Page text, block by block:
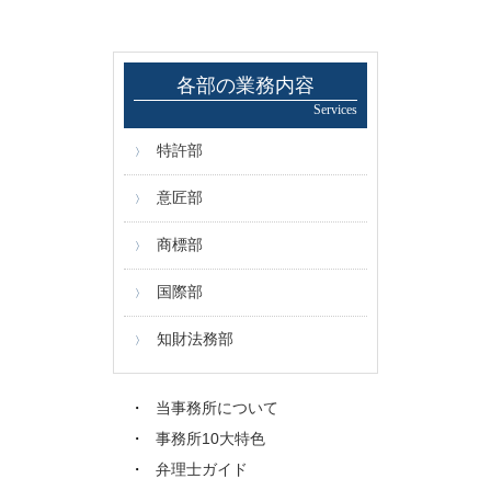
各部の業務内容
Services
特許部
意匠部
商標部
国際部
知財法務部
当事務所について
事務所10大特色
弁理士ガイド